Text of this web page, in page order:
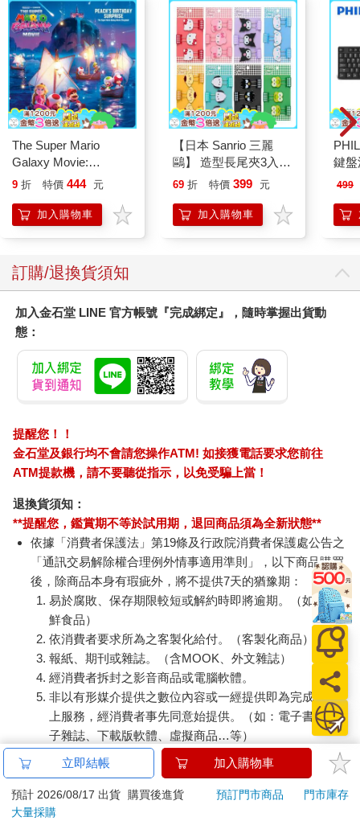
The Super Mario
Galaxy Movie:
Peach`s Birthday
Mario Galaxy Movie
Storybook
9 折 特價 444 元
加入購物車
【日本 Sanrio 三麗
鷗】 造型長尾夾3入組
(8款可選) 凱蒂貓 Hello
企鵝
69 折 特價 399 元
加入購物車
鍵盤
499
訂購/退換貨須知
加入金石堂 LINE 官方帳號『完成綁定』，隨時掌握出貨動
態：
提醒您！！
金石堂及銀行均不會請您操作ATM! 如接獲電話要求您前往
ATM提款機，請不要聽從指示，以免受騙上當！
退換貨須知：
**提醒您，鑑賞期不等於試用期，退回商品須為全新狀態**
依據「消費者保護法」第19條及行政院消費者保護處公告之
「通訊交易解除權合理例外情事適用準則」，以下商品購買
後，除商品本身有瑕疵外，將不提供7天的猶豫期：
易於腐敗、保存期限較短或解約時即將逾期。（如：生
鮮食品）
依消費者要求所為之客製化給付。（客製化商品）
報紙、期刊或雜誌。（含MOOK、外文雜誌）
經消費者拆封之影音商品或電腦軟體。
非以有形媒介提供之數位內容或一經提供即為完成之線
上服務，經消費者事先同意始提供。（如：電子書、電
子雜誌、下載版軟體、虛擬商品…等）
已拆封之個人衛生用品。（如：內衣褲、刮鬍刀、除毛
若非上列種類商品，均享有到貨7天的猶豫期（含例假
日）。
立即結帳 加入購物車
預計 2026/08/17 出貨 購買後進貨 預訂門市商品
門市庫存
大量採購